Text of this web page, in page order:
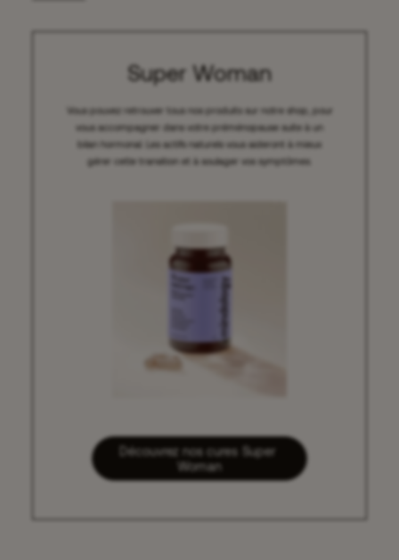
Super Woman
Vous pouvez retrouver tous nos produits sur notre shop, pour
vous accompagner dans votre préménopause suite à un
bilan hormonal. Les actifs naturels vous aideront à mieux
gérer cette transition et à soulager vos symptômes.
Découvrez nos cures Super
Woman